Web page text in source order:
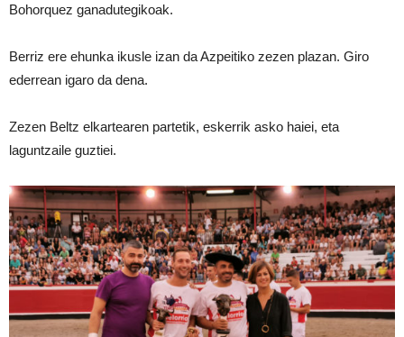
Bohorquez ganadutegikoak.
Berriz ere ehunka ikusle izan da Azpeitiko zezen plazan. Giro
ederrean igaro da dena.
Zezen Beltz elkartearen partetik, eskerrik asko haiei, eta
laguntzaile guztiei.